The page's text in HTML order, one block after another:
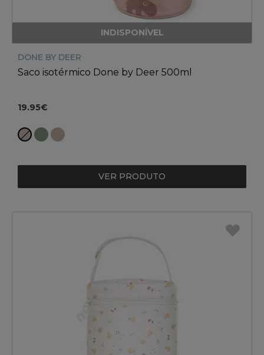
INDISPONÍVEL
DONE BY DEER
Saco isotérmico Done by Deer 500ml
19.95€
VER PRODUTO